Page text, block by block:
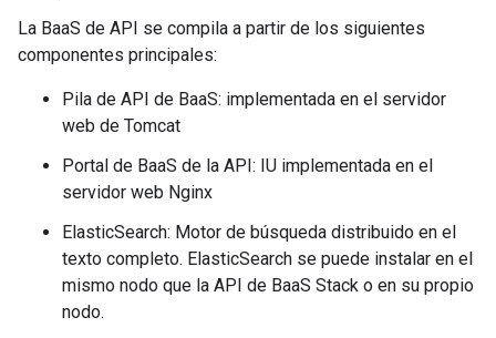
La BaaS de API se compila a partir de los siguientes
componentes principales:
Pila de API de BaaS: implementada en el servidor
web de Tomcat
Portal de BaaS de la API: IU implementada en el
servidor web Nginx
ElasticSearch: Motor de búsqueda distribuido en el
texto completo. ElasticSearch se puede instalar en el
mismo nodo que la API de BaaS Stack o en su propio
nodo.